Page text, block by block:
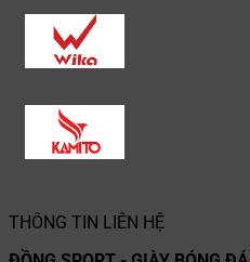
THÔNG TIN LIÊN HỆ